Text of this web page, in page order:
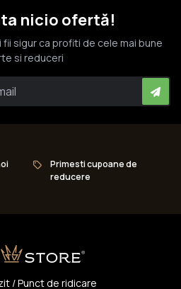
nicio ofertă!
sigur ca profiti de cele mai bune
si reduceri
Primesti cupoane de
reducere
/ Punct de ridicare